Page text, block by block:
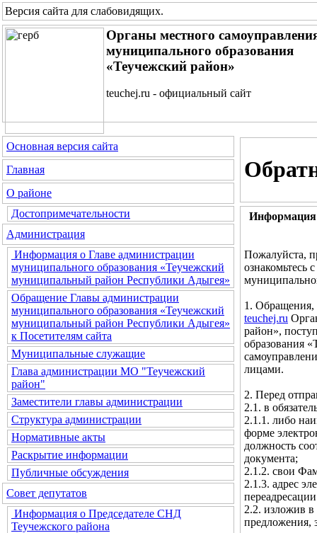
Версия сайта для слабовидящих.
Органы местного
муниципального образования
«Теучежский район»
teuchej.ru - официальный сайт
Основная версия сайта
Главная
О районе
Достопримечательности
Администрация
Информация о Главе администрации
муниципального образования «Теучежский
муниципальный район Республики Адыгея»
Обращение Главы администрации
муниципального образования «Теучежский
муниципальный район Республики Адыгея»
к Посетителям сайта
Муниципальные служащие
Глава администрации МО "Теучежский
район"
Заместители главы администрации
Структура администрации
Нормативные акты
Раскрытие информации
Публичные обсуждения
Совет депутатов
Информация о Председателе СНД
Теучежского района
Информация
Пожалуйста,
ознакомьтесь
1. Обращения,
teuchej.ru
район»,
образования
лицами.
2. Перед
2.1. в
2.1.1. либо
форме
должность
документа;
2.1.2. свои
2.1.3. адрес
2.2. изложив в
предложения,